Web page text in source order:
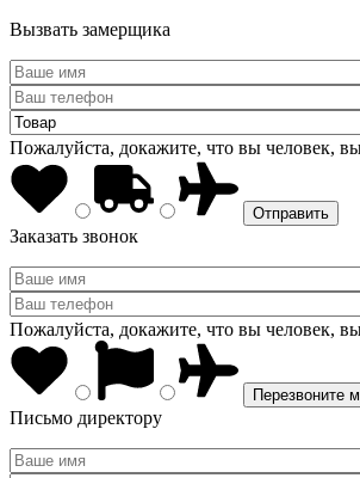
Вызвать замерщика
Пожалуйста, докажите, что вы человек,
Заказать звонок
Пожалуйста, докажите, что вы человек,
Письмо директору